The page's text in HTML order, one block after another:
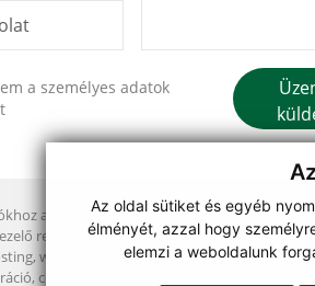
Az oldal sütiket és egyéb
élményét, azzal hogy
elemzi a weboldalunk
a személyes adatok
az RSS csatornánkon
rendszer,Honlap
, webex.digital, s.r.o.,
, cég webex.digital,